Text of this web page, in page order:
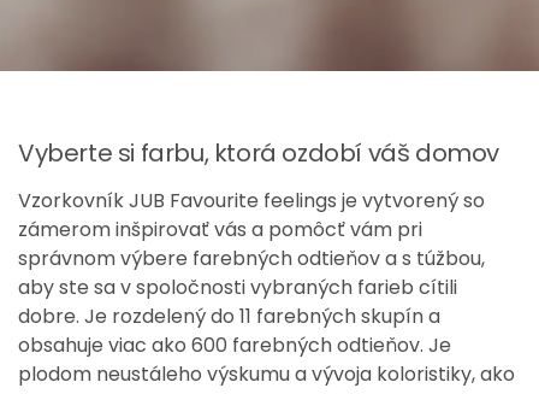
Vyberte si farbu, ktorá ozdobí váš domov
Vzorkovník JUB Favourite feelings je vytvorený so
zámerom inšpirovať vás a pomôcť vám pri
správnom výbere farebných odtieňov a s túžbou,
aby ste sa v spoločnosti vybraných farieb cítili
dobre. Je rozdelený do 11 farebných skupín a
obsahuje viac ako 600 farebných odtieňov. Je
plodom neustáleho výskumu a vývoja koloristiky, ako